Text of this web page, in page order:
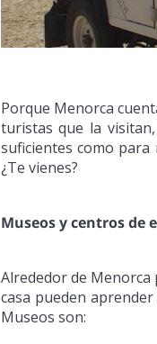
Porque Menorca
turistas que la
suficientes como
¿Te vienes?
Museos y centros de
Alrededor de
casa pueden
Museos son: